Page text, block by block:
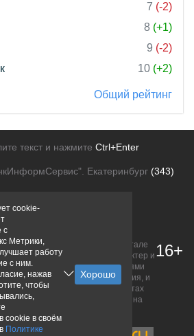
7 (-2)
8 (+1)
9 (-2)
10 (+2)
Общий рейтинг
текст и нажмите Ctrl+Enter
Екатеринбург (343)
Для рекламодателей
банков, размещенная на портале
ознакомительный характер и
определяемой положениями
точного и полного описания, и
условия уточняйте на сайтах
Исключительное право на
их правообладателям.
16+
cookie-
с
Метрики,
работу
с ним.
нажав
чтобы
cookie в своём
Политике